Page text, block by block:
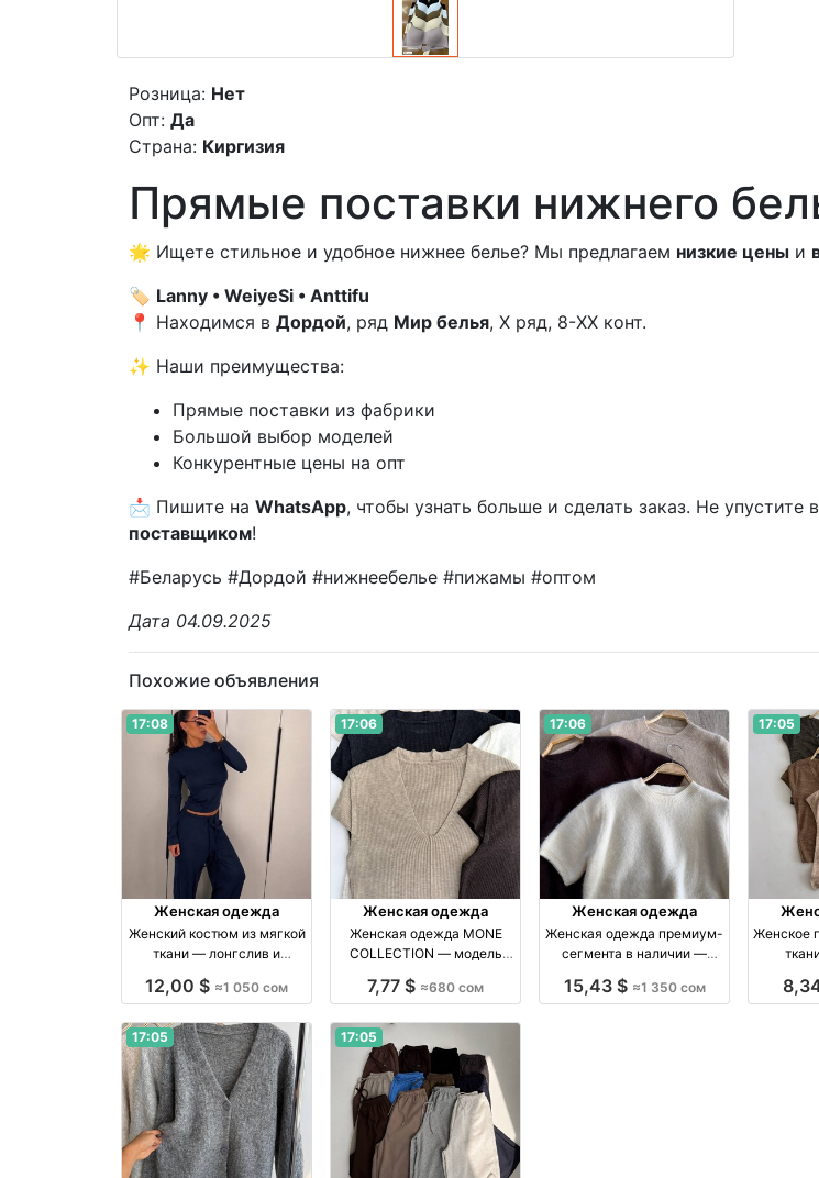
Розница: Нет
Опт: Да
Страна: Киргизия
Прямые поставки нижнего
🌟 Ищете стильное и удобное нижнее белье? Мы предлагаем низкие цены и
🏷️ Lanny • WeiyeSi • Anttifu
📍 Находимся в Дордой, ряд Мир белья, X ряд, 8-XX конт.
✨ Наши преимущества:
Прямые поставки из фабрики
Большой выбор моделей
Конкурентные цены на опт
📩 Пишите на WhatsApp, чтобы узнать больше и сделать заказ. Не
поставщиком!
#Беларусь #Дордой #нижнеебелье #пижамы #оптом
Дата 04.09.2025
Похожие объявления
17:08
Женская одежда
Женский костюм из мягкой
ткани — лонгслив и
12,00 $ ≈1 050 сом
17:06
Женская одежда
Женская одежда MONE
COLLECTION — модель
оттенках бренд Made in
7,77 $ ≈680 сом
17:06
Женская одежда
Женская одежда премиум-
сегмента в наличии —
производство Киргизия
15,43 $ ≈1 350 сом
17:05
Женское
17:05 17:05